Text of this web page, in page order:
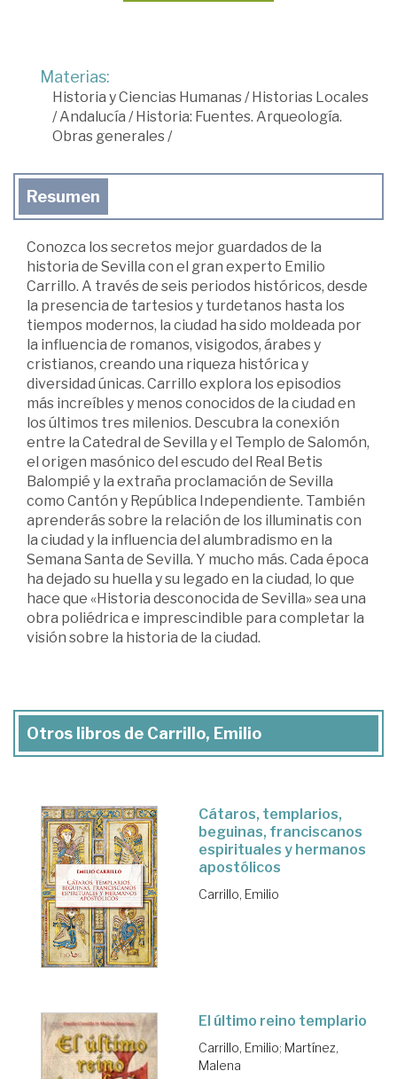
Materias:
Historia y Ciencias Humanas/Historias Locales
/Andalucía /Historia: Fuentes. Arqueología.
Obras generales/
Resumen
Conozca los secretos mejor guardados de la
historia de Sevilla con el gran experto Emilio
Carrillo. A través de seis periodos históricos, desde
la presencia de tartesios y turdetanos hasta los
tiempos modernos, la ciudad ha sido moldeada por
la influencia de romanos, visigodos, árabes y
cristianos, creando una riqueza histórica y
diversidad únicas. Carrillo explora los episodios
más increíbles y menos conocidos de la ciudad en
los últimos tres milenios. Descubra la conexión
entre la Catedral de Sevilla y el Templo de Salomón,
el origen masónico del escudo del Real Betis
Balompié y la extraña proclamación de Sevilla
como Cantón y República Independiente. También
aprenderás sobre la relación de los illuminatis con
la ciudad y la influencia del alumbradismo en la
Semana Santa de Sevilla. Y mucho más. Cada época
ha dejado su huella y su legado en la ciudad, lo que
hace que «Historia desconocida de Sevilla» sea una
obra poliédrica e imprescindible para completar la
visión sobre la historia de la ciudad.
Otros libros de Carrillo, Emilio
Cátaros, templarios,
beguinas, franciscanos
espirituales y hermanos
apostólicos
Carrillo, Emilio
El último reino templario
Carrillo, Emilio; Martínez,
Malena